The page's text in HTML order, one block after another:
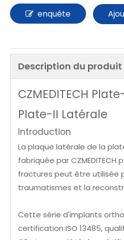
enquête
Description du produit
CZMEDITECH
Plate-II Latérale
Introduction
La plaque latérale de la
fabriquée par
fractures peut être utilisée
traumatismes et la
Cette série d'implants
certification ISO 13485,